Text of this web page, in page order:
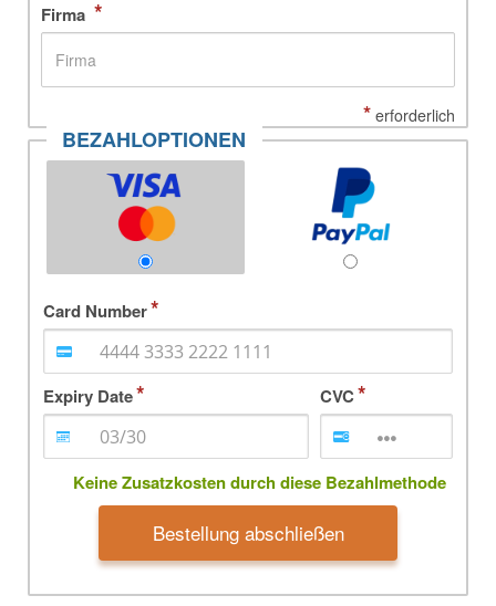
Firma *
* erforderlich
BEZAHLOPTIONEN
Card Number
Expiry Date CVC
Keine Zusatzkosten durch diese Bezahlmethode
Bestellung abschließen